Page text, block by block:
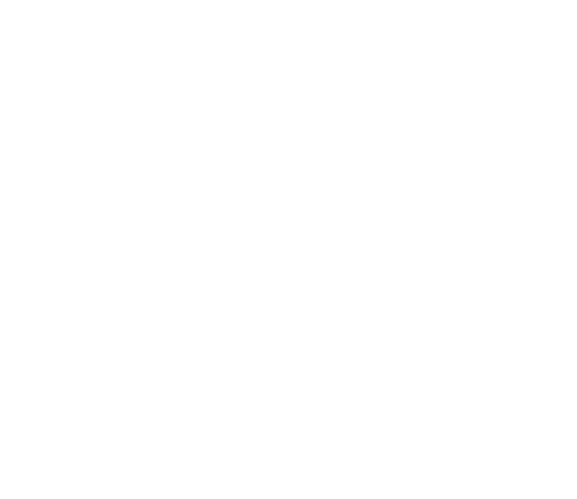
w warsztacie renowacji klasycznych samochodów –
rysę na wczesnym etapie szlifowania, a zepsuje ona
w rzemieślniczym boju. Niezależnie od tego, czy
odpowiedni arkusz ścierny to twoje najważniejsze
wybrać do knifemakingu?
jak zachowa się on podczas pracy z konkretnym elementem
przy rękojeściach
jest arkusz ścierny papier na płótnie 230x280 mm - różne